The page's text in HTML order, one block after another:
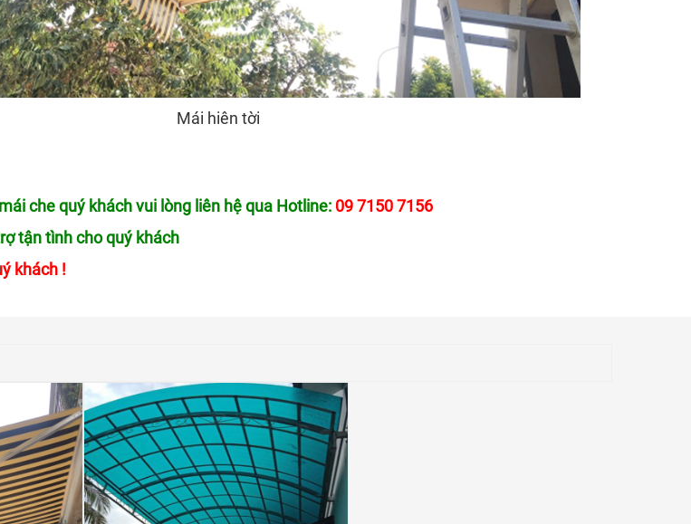
Mái hiên tời
che quý khách vui lòng liên hệ qua Hotline: 09 7150 7156
tận tình cho quý khách
khách !